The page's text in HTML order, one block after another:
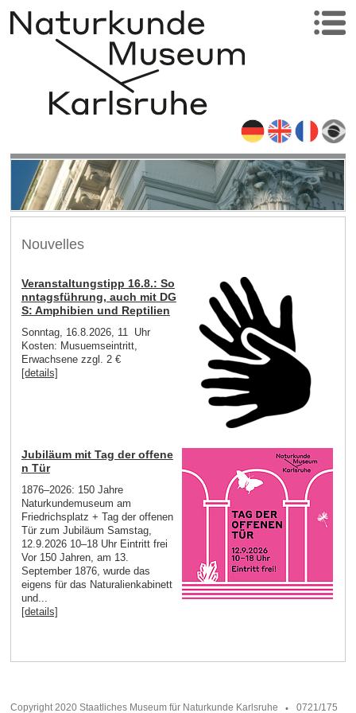
Nouvelles
Veranstaltungstipp 16.8.: So
nntagsführung, auch mit DG
S: Amphibien und Reptilien
Sonntag, 16.8.2026, 11 Uhr
Kosten: Musuemseintritt,
Erwachsene zzgl. 2 €
[details]
Jubiläum mit Tag der offene
n Tür
1876–2026: 150 Jahre
Naturkundemuseum am
Friedrichsplatz + Tag der offenen
Tür zum Jubiläum Samstag,
12.9.2026 10–18 Uhr Eintritt frei
Vor 150 Jahren, am 13.
September 1876, wurde das
eigens für das Naturalienkabinett
und...
[details]
Copyright 2020 Staatliches Museum für Naturkunde Karlsruhe
0721/175